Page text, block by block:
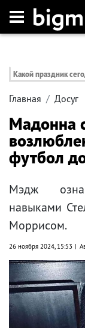
Какой праздник
Главная Досуг
Мадонна
футбол
Мэдж
навыками
Моррисом.
26 ноября 2024, 15:53